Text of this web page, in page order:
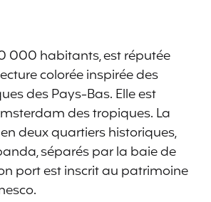
000 habitants, est réputée
colorée inspirée des
des Pays-Bas. Elle est
des tropiques. La
deux quartiers historiques,
séparés par la baie de
port est inscrit au patrimoine